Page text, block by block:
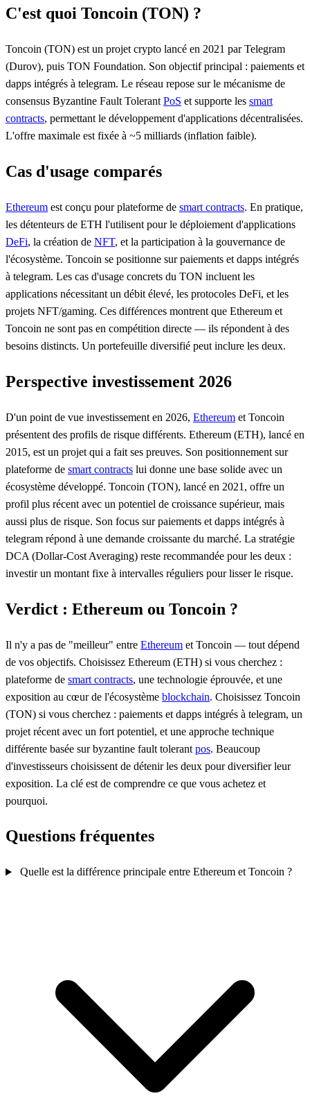
C'est quoi Toncoin (TON) ?
Toncoin (TON) est un projet crypto lancé en 2021 par Telegram
(Durov), puis TON Foundation. Son objectif principal : paiements et
dapps intégrés à telegram. Le réseau repose sur le mécanisme de
consensus Byzantine Fault Tolerant PoS et supporte les smart
contracts, permettant le développement d'applications décentralisées.
L'offre maximale est fixée à ~5 milliards (inflation faible).
Cas d'usage comparés
Ethereum est conçu pour plateforme de smart contracts. En pratique,
les détenteurs de ETH l'utilisent pour le déploiement d'applications
DeFi, la création de NFT, et la participation à la gouvernance de
l'écosystème. Toncoin se positionne sur paiements et dapps intégrés
à telegram. Les cas d'usage concrets du TON incluent les
applications nécessitant un débit élevé, les protocoles DeFi, et les
projets NFT/gaming. Ces différences montrent que Ethereum et
Toncoin ne sont pas en compétition directe — ils répondent à des
besoins distincts. Un portefeuille diversifié peut inclure les deux.
Perspective investissement 2026
D'un point de vue investissement en 2026, Ethereum et Toncoin
présentent des profils de risque différents. Ethereum (ETH), lancé en
2015, est un projet qui a fait ses preuves. Son positionnement sur
plateforme de smart contracts lui donne une base solide avec un
écosystème développé. Toncoin (TON), lancé en 2021, offre un
profil plus récent avec un potentiel de croissance supérieur, mais
aussi plus de risque. Son focus sur paiements et dapps intégrés à
telegram répond à une demande croissante du marché. La stratégie
DCA (Dollar-Cost Averaging) reste recommandée pour les deux :
investir un montant fixe à intervalles réguliers pour lisser le risque.
Verdict : Ethereum ou Toncoin ?
Il n'y a pas de "meilleur" entre Ethereum et Toncoin — tout dépend
de vos objectifs. Choisissez Ethereum (ETH) si vous cherchez :
plateforme de smart contracts, une technologie éprouvée, et une
exposition au cœur de l'écosystème blockchain. Choisissez Toncoin
(TON) si vous cherchez : paiements et dapps intégrés à telegram, un
projet récent avec un fort potentiel, et une approche technique
différente basée sur byzantine fault tolerant pos. Beaucoup
d'investisseurs choisissent de détenir les deux pour diversifier leur
exposition. La clé est de comprendre ce que vous achetez et
pourquoi.
Questions fréquentes
Quelle est la différence principale entre Ethereum et Toncoin ?